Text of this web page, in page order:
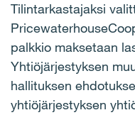
Tilintarkastajaksi
palkkio maksetaan
Yhtiöjärjestyksen
hallituksen
yhtiöjärjestyksen